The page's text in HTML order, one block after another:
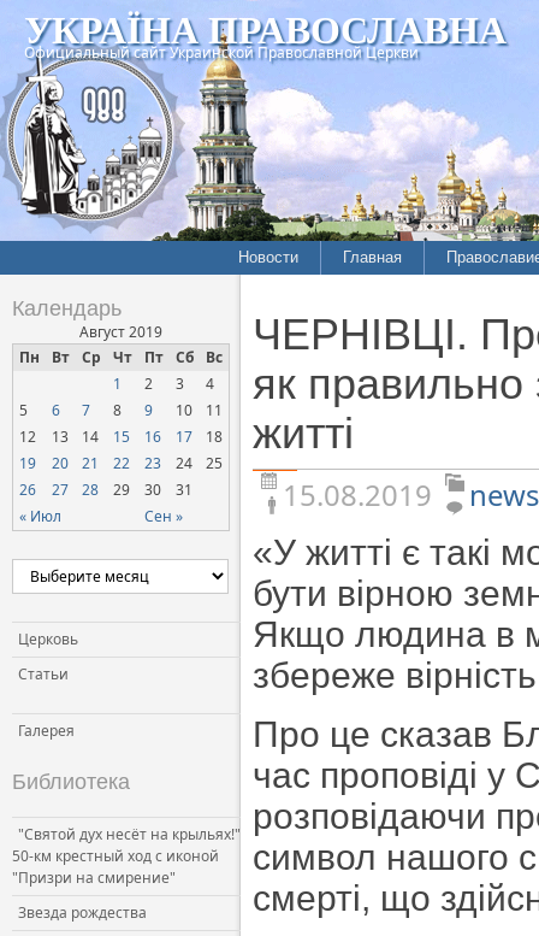
УКРАЇНА ПРАВОСЛАВНА
Официальный сайт Украинской Православной Церкви
Новости
Межконфессиональные
отношения
Нарушения прав
верующих
Официальная хроника
Расколы, ереси, секты
СОЦИАЛЬНОЕ
Церковь и власть
Церковь и общество
Церковь и СМИ
Главная
История
Хроники
Календарь
Август 2019
Пн
Вт Ср Чт Пт Сб Вс
« Июл Сен »
1 2 3
4
5
6 7 8 9 10
11
12
13 14 15 16 17
18
19
20 21 22 23 24
25
26
27 28 29 30 31
Церковь
Статьи
Галерея
Библиотека
"Святой дух несёт на крыльях!"
50-км крестный ход с иконой
"Призри на смирение"
Звезда рождества
ЧЕРНІВЦІ.
як правильно
житті
15.08.2019
news
«У житті є такі
бути вірною
Якщо людина в
збереже
Про це сказав
час проповіді у
розповідаючи
символ нашого
смерті, що